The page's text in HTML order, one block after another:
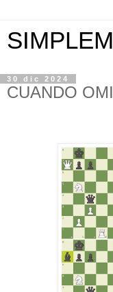
30 dic 2024
CUANDO